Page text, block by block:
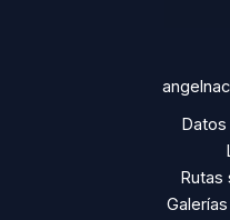
Rutas